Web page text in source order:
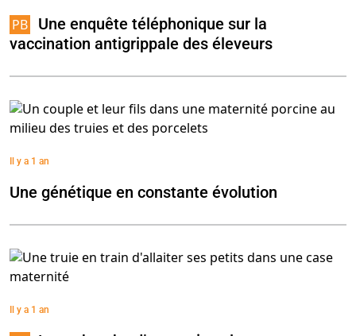
Une enquête téléphonique sur la
vaccination antigrippale des éleveurs
Il y a 1 an
Une génétique en constante évolution
Il y a 1 an